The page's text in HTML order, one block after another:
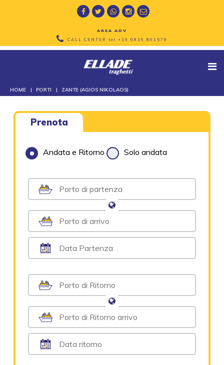
AREA ADV
CALL CENTER tel +39 0836 801578
HOME PORTI ZANTE (AGIOS NIKOLAOS)
Prenota
Andata e Ritorno Solo andata